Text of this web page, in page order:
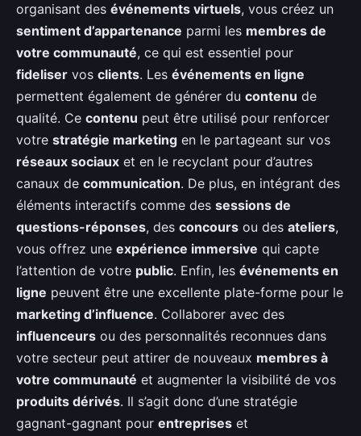
organisant des événements virtuels, vous créez un
sentiment d’appartenance parmi les membres de
votre communauté, ce qui est essentiel pour
fideliser vos clients. Les événements en ligne
permettent également de générer du contenu de
qualité. Ce contenu peut être utilisé pour renforcer
votre stratégie marketing en le partageant sur vos
réseaux sociaux et en le recyclant pour d’autres
canaux de communication. De plus, en intégrant des
éléments interactifs comme des sessions de
questions-réponses, des concours ou des ateliers,
vous offrez une expérience immersive qui capte
l’attention de votre public. Enfin, les événements en
ligne peuvent être une excellente plate-forme pour le
marketing d’influence. Collaborer avec des
influenceurs ou des personnalités reconnues dans
votre secteur peut attirer de nouveaux membres à
votre communauté et augmenter la visibilité de vos
produits dérivés. Il s’agit donc d’une stratégie
gagnant-gagnant pour entreprises et